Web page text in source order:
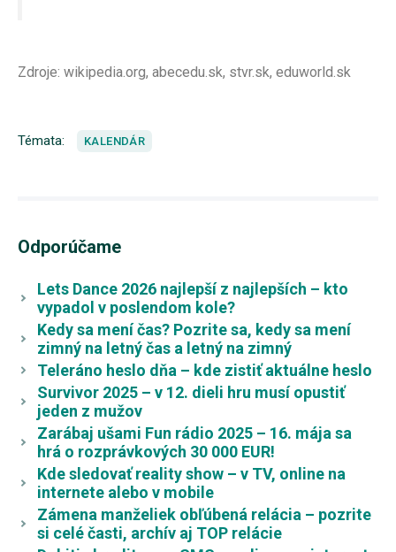
Zdroje: wikipedia.org, abecedu.sk, stvr.sk, eduworld.sk
Témata: KALENDÁR
Odporúčame
Lets Dance 2026 najlepší z najlepších – kto
vypadol v poslendom kole?
Kedy sa mení čas? Pozrite sa, kedy sa mení
zimný na letný čas a letný na zimný
Teleráno heslo dňa – kde zistiť aktuálne heslo
Survivor 2025 – v 12. dieli hru musí opustiť
jeden z mužov
Zarábaj ušami Fun rádio 2025 – 16. mája sa
hrá o rozprávkových 30 000 EUR!
Kde sledovať reality show – v TV, online na
internete alebo v mobile
Zámena manželiek obľúbená relácia – pozrite
si celé časti, archív aj TOP relácie